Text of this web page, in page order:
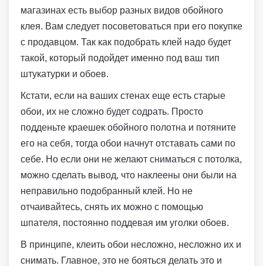
магазинах есть выбор разных видов обойного
клея. Вам следует посоветоваться при его покупке
с продавцом. Так как подобрать клей надо будет
такой, который подойдет именно под ваш тип
штукатурки и обоев.
Кстати, если на ваших стенах еще есть старые
обои, их не сложно будет содрать. Просто
подденьте краешек обойного полотна и потяните
его на себя, тогда обои начнут отставать сами по
себе. Но если они не желают сниматься с потолка,
можно сделать вывод, что наклеены они были на
неправильно подобранный клей. Но не
отчаивайтесь, снять их можно с помощью
шпателя, постоянно поддевая им уголки обоев.
В принципе, клеить обои несложно, несложно их и
снимать. Главное, это не бояться делать это и